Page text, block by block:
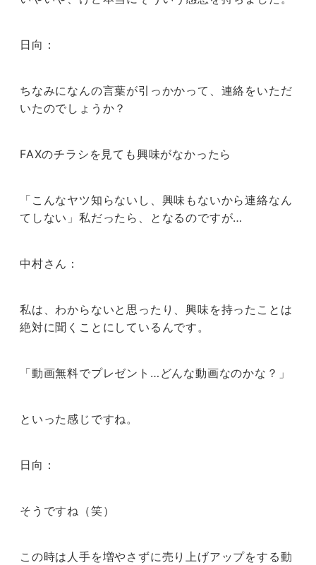
日向：
ちなみになんの言葉が引っかかって、連絡をいただ
いたのでしょうか？
FAXのチラシを見ても興味がなかったら
「こんなヤツ知らないし、興味もないから連絡なん
てしない」私だったら、となるのですが…
中村さん：
私は、わからないと思ったり、興味を持ったことは
絶対に聞くことにしているんです。
「動画無料でプレゼント…どんな動画なのかな？」
といった感じですね。
日向：
そうですね（笑）
この時は人手を増やさずに売り上げアップをする動